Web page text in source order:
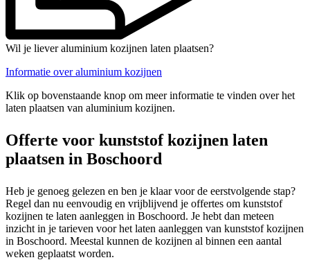
Wil je liever aluminium kozijnen laten plaatsen?
Informatie over aluminium kozijnen
Klik op bovenstaande knop om meer informatie te vinden over het
laten plaatsen van aluminium kozijnen.
Offerte voor kunststof kozijnen laten
plaatsen in Boschoord
Heb je genoeg gelezen en ben je klaar voor de eerstvolgende stap?
Regel dan nu eenvoudig en vrijblijvend je offertes om kunststof
kozijnen te laten aanleggen in Boschoord. Je hebt dan meteen
inzicht in je tarieven voor het laten aanleggen van kunststof kozijnen
in Boschoord. Meestal kunnen de kozijnen al binnen een aantal
weken geplaatst worden.